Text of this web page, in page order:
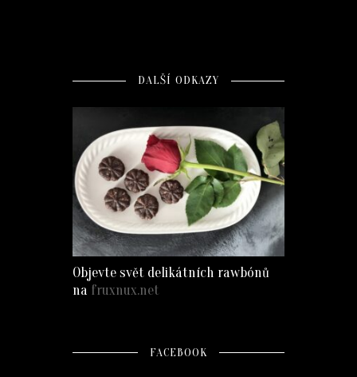
DALŠÍ ODKAZY
Objevte svět delikátních rawbónů
na fruxnux.net
FACEBOOK